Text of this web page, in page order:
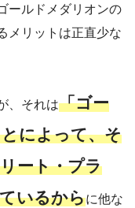
ールドメダリオンの
メリットは正直少な
、それは「ゴー
によって、そ
ート・プラ
いるからに他な